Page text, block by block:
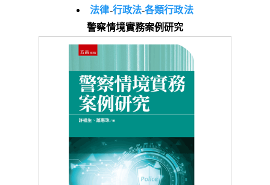
法律-行政法-各類行政法
警察情境實務案例研究